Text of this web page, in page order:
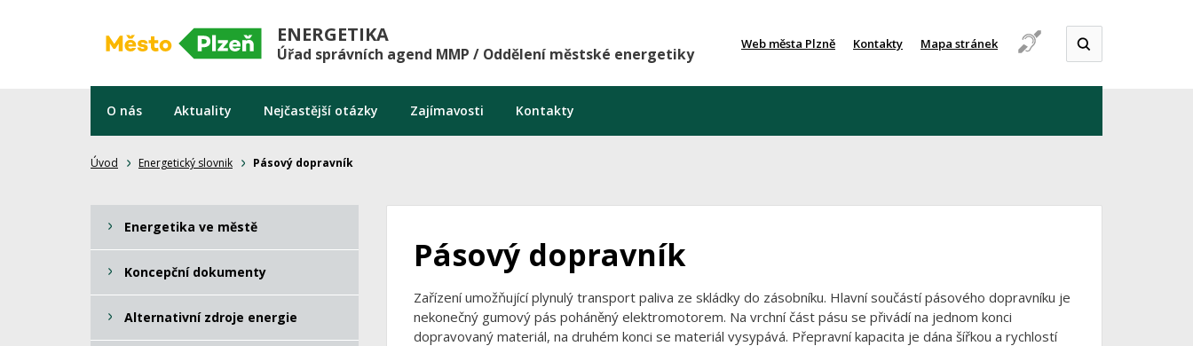
ENERGETIKA
Úřad správních agend MMP / Oddělení městské energetiky
Web města Plzně Kontakty Mapa stránek
O nás Aktuality Nejčastější otázky Zajímavosti Kontakty
Úvod Energetický slovnik Pásový dopravník
Pásový dopravník
Zařízení umožňující plynulý transport paliva ze skládky do zásobníku. Hlavní součástí pásového dopravníku je
nekonečný gumový pás poháněný elektromotorem. Na vrchní část pásu se přivádí na jednom konci
dopravovaný materiál, na druhém konci se materiál vysypává. Přepravní kapacita je dána šířkou a rychlostí
Energetika ve městě
Koncepční dokumenty
Alternativní zdroje energie